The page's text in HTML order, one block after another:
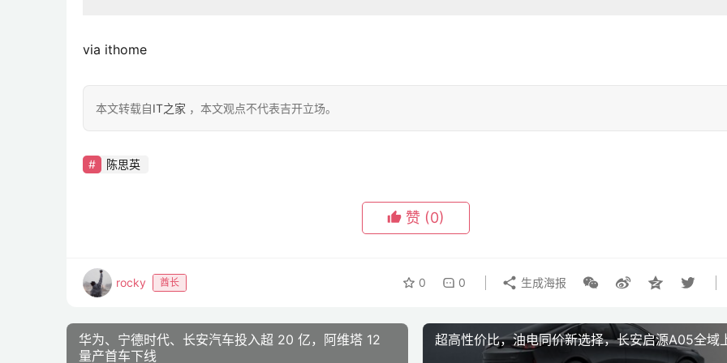
via ithome
本文转载自IT之家 ，本文观点不代表吉开立场。
陈思英
赞 (0)
rocky 酋长 0 0 生成海报
华为、宁德时代、长安汽车投入超 20 亿，阿维塔 12
量产首车下线
超高性价比，油电同价新选择，长安启源A05全域